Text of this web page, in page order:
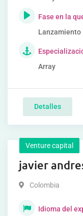
Fase en la
Lanzamiento
Array
Detalles
Venture capital
javier
Colombia
Idioma del